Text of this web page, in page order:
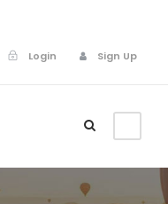
Login
Sign Up